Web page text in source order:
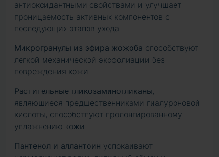
антиоксидантными свойствами и улучшает
проницаемость активных компонентов с
последующих этапов ухода
Микрогранулы из эфира жожоба способствуют
легкой механической эксфолиации без
повреждения кожи
Растительные гликозаминогликаны,
являющиеся предшественниками гиалуроновой
кислоты, способствуют пролонгированному
увлажнению кожи
Пантенол и аллантоин успокаивают,